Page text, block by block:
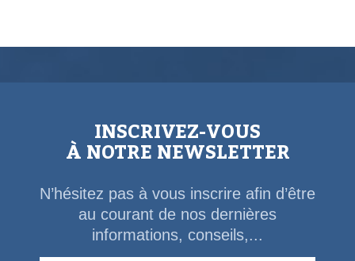
INSCRIVEZ-VOUS
À NOTRE NEWSLETTER
N’hésitez pas à vous inscrire afin d’être
au courant de nos dernières
informations, conseils,...